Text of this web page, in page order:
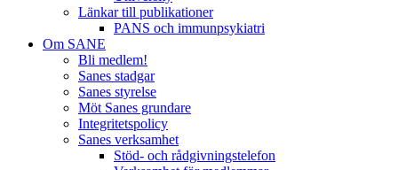
Länkar till publikationer
PANS och immunpsykiatri
Om SANE
Bli medlem!
Sanes stadgar
Sanes styrelse
Möt Sanes grundare
Integritetspolicy
Sanes verksamhet
Stöd- och rådgivningstelefon